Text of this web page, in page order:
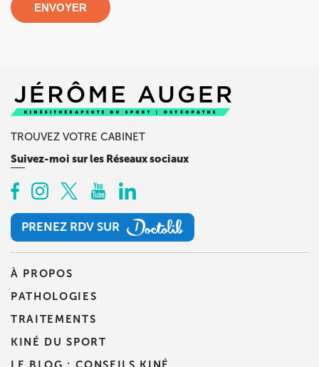
ENVOYER
TROUVEZ VOTRE CABINET
Suivez-moi sur les Réseaux sociaux
PRENEZ RDV SUR
PRENEZ RDV SUR
À PROPOS
PATHOLOGIES
TRAITEMENTS
KINÉ DU SPORT
LE BLOG : CONSEILS KINÉ